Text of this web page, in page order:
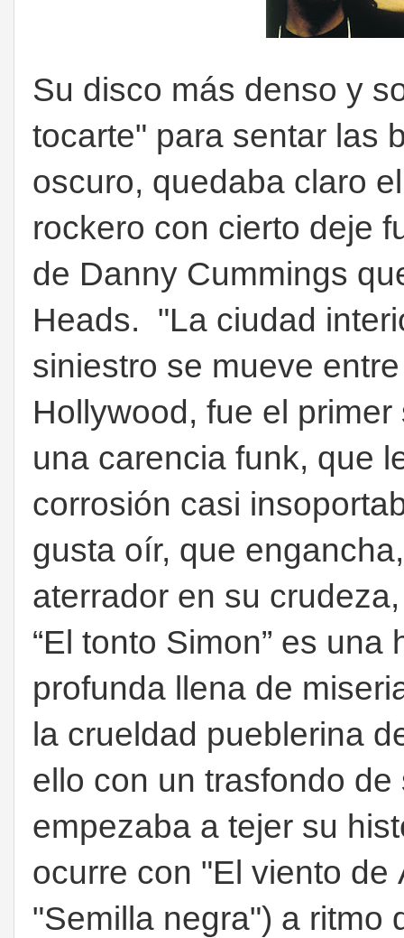
Su disco más denso y
tocarte" para sentar las
oscuro, quedaba claro
rockero con cierto deje
de Danny Cummings
Heads. "La ciudad
siniestro se mueve
Hollywood, fue el
una carencia funk, que
corrosión casi
gusta oír, que
aterrador en su
“El tonto Simon” es
profunda llena de
la crueldad pueblerina
ello con un trasfondo
empezaba a tejer su
ocurre con "El viento
"Semilla negra") a ritmo